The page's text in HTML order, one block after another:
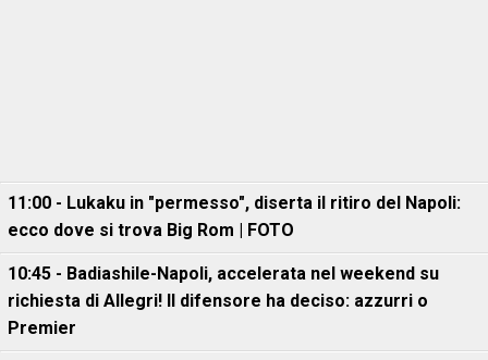
11:00 - Lukaku in "permesso", diserta il ritiro del Napoli:
ecco dove si trova Big Rom | FOTO
10:45 - Badiashile-Napoli, accelerata nel weekend su
richiesta di Allegri! Il difensore ha deciso: azzurri o
Premier